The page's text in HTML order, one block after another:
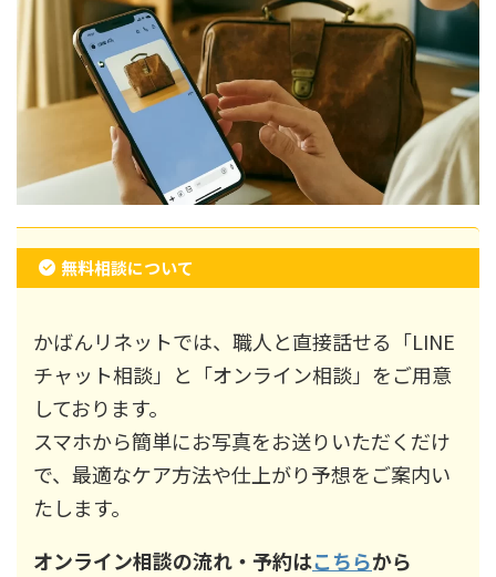
無料相談について
かばんリネットでは、職人と直接話せる「LINE
チャット相談」と「オンライン相談」をご用意
しております。
スマホから簡単にお写真をお送りいただくだけ
で、最適なケア方法や仕上がり予想をご案内い
たします。
オンライン相談の流れ・予約はこちらから